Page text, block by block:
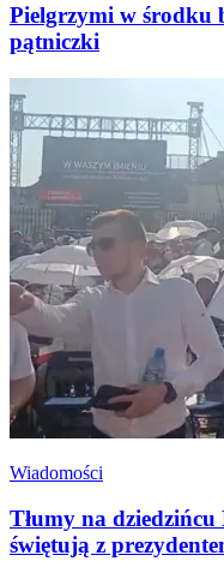
Pielgrzymi w środku
pątniczki
Wiadomości
Tłumy na dziedzińcu
świętują z